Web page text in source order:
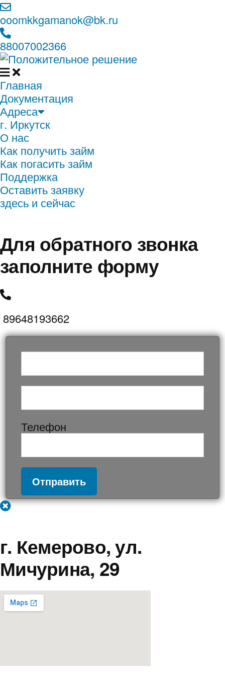
ooomkkgamanok@bk.ru
88007002366
Главная
Документация
Адреса
г. Иркутск
О нас
Как получить займ
Как погасить займ
Поддержка
Оставить заявку
здесь и сейчас
Для обратного звонка
заполните форму
89648193662
Телефон
Отправить
г. Кемерово, ул.
Мичурина, 29